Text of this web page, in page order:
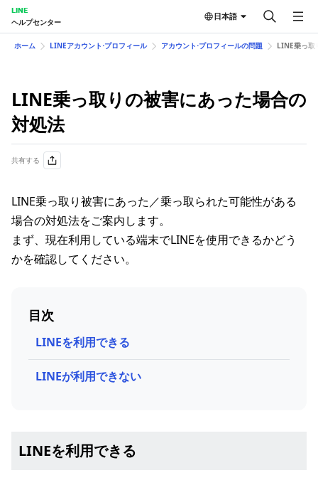
LINE
ヘルプセンター
日本語
ホーム LINEアカウント⋅プロフィール アカウント⋅プロフィールの問題 LINE乗っ取
LINE乗っ取りの​被害に​あった​場合の​
対処法
共有する
LINE乗っ取り被害にあった／乗っ取られた可能性がある
場合の対処法をご案内します。
まず、現在利用している端末でLINEを使用できるかどう
かを確認してください。
目次
LINEを利用できる
LINEが利用できない
LINEを利用できる